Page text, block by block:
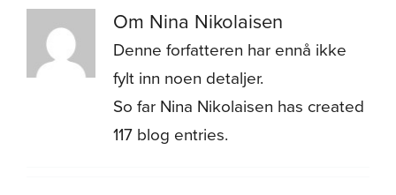
Tjenester
Prosjekter
Publikasjoner
Om Nina Nikolaisen
Denne forfatteren har ennå ikke
fylt inn noen detaljer.
So far Nina Nikolaisen has created
117 blog entries.